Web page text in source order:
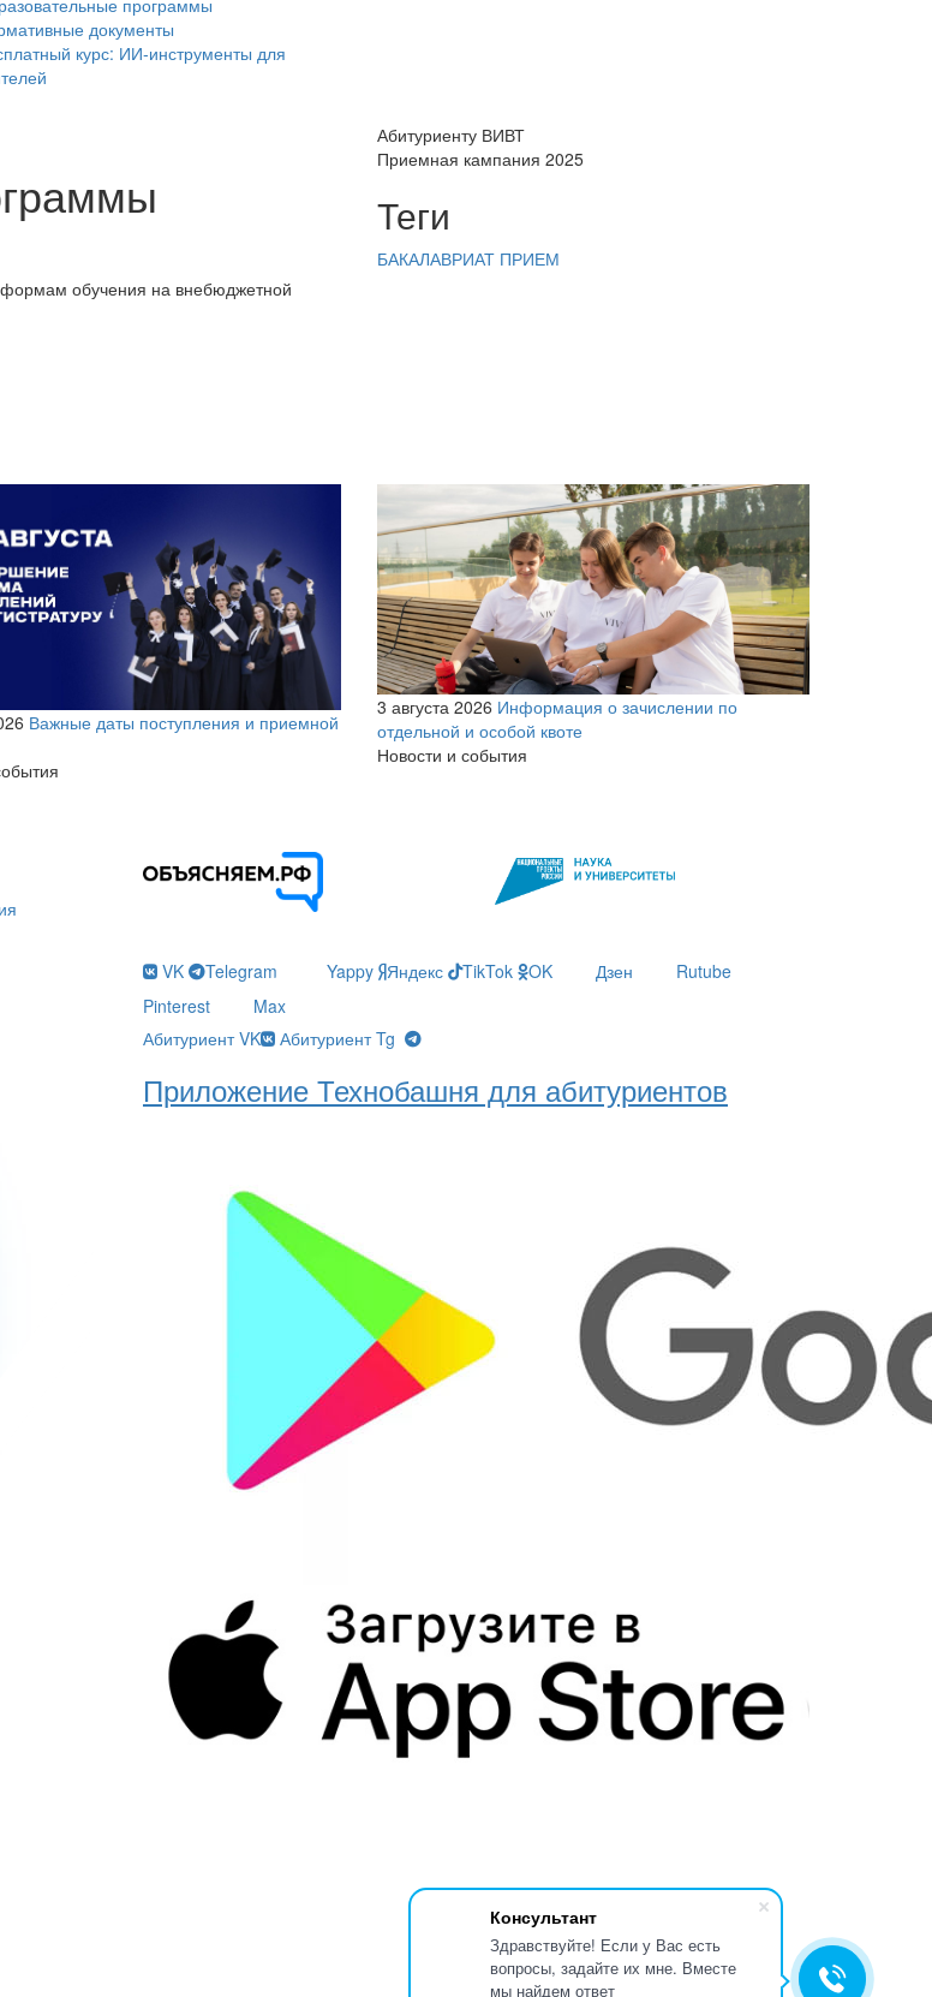
Консультант
Здравствуйте! Если у Вас есть
вопросы, задайте их мне. Вместе
мы найдем ответ
документы
курс: ИИ‑инструменты для
обучения на внебюджетной
Абитуриенту ВИВТ
Приемная кампания 2025
Теги
БАКАЛАВРИАТ ПРИЕМ
Важные даты поступления и приемной
3 августа 2026 Информация о зачислении по
отдельной и особой квоте
Новости и события
VK Telegram Yappy Яндекс TikTok OK Дзен
Rutube
Pinterest
Max
Абитуриент VK
Абитуриент Tg
Приложение Технобашня для абитуриентов